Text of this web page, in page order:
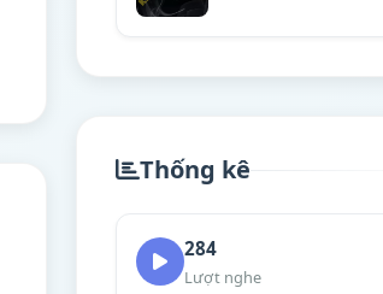
Thống kê
284
Lượt nghe